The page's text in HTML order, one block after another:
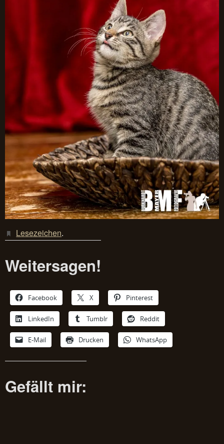
Lesezeichen.
Weitersagen!
Facebook X Pinterest
LinkedIn Tumblr Reddit
E-Mail Drucken WhatsApp
Gefällt mir: